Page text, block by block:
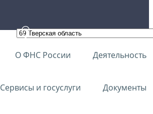
О ФНС России Деятельность
Сервисы и госуслуги Документы